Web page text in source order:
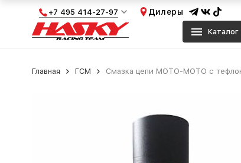
+7 495 414-27-97 Дилеры
Каталог
Главная ГСМ Смазка цепи MOTO-MOTO с